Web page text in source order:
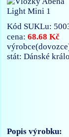
Kód SUKLu:
cena:68.68 Kč
stát: Dánské
Popis výrobku: